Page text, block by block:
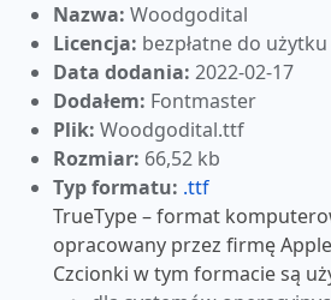
Nazwa: Woodgodital
Licencja: bezpłatne do
Data dodania: 2022-02-17
Dodałem: Fontmaster
Plik: Woodgodital.ttf
Rozmiar: 66,52 kb
Typ formatu: .ttf
TrueType – format
opracowany przez firmę
Czcionki w tym formacie są